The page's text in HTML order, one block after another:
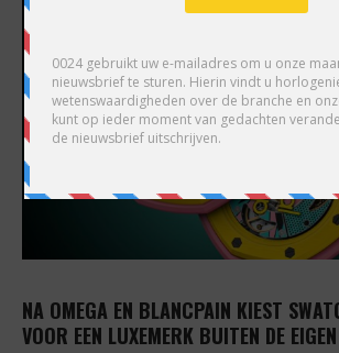
NA OMEGA EN BLANCPAIN KIEST
VOOR EEN LUXEMERK BUITEN DE